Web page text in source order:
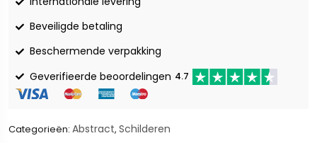
Beveiligde betaling
Beschermende verpakking
Geverifieerde beoordelingen 4.7
Categorieën: Abstract, Schilderen